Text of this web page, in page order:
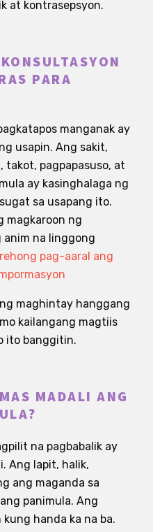
at kontrasepsyon.
PARA
manganak ay
usapin. Ang sakit,
takot, pagpapasuso, at
ay kasinghalaga ng
sa usapang ito.
magkaroon ng
anim na linggong
pag-aaral ang
maghintay hanggang
kailangang magtiis
ito banggitin.
MADALI ANG
na pagbabalik ay
Ang lapit, halik,
ang maganda sa
panimula. Ang
handa ka na ba.